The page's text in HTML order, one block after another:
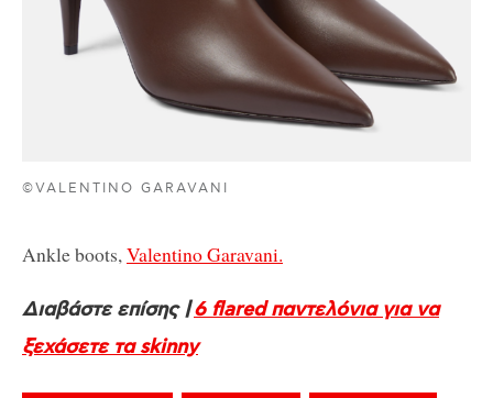
©VALENTINO GARAVANI
Ankle boots, Valentino Garavani.
Διαβάστε επίσης |6 flared παντελόνια για να
ξεχάσετε τα skinny